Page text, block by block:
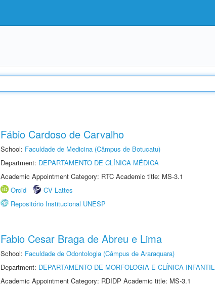
Fábio Cardoso de Carvalho
School: Faculdade de Medicina (Câmpus de Botucatu)
Department: DEPARTAMENTO DE CLÍNICA MÉDICA
Academic Appointment Category: RTC Academic title: MS-3.1
Orcid
CV Lattes
Repositório Institucional UNESP
Fabio Cesar Braga de Abreu e Lima
School: Faculdade de Odontologia (Câmpus de Araraquara)
Department: DEPARTAMENTO DE MORFOLOGIA E CLÍNICA INFANTIL
Academic Appointment Category: RDIDP Academic title: MS-3.1